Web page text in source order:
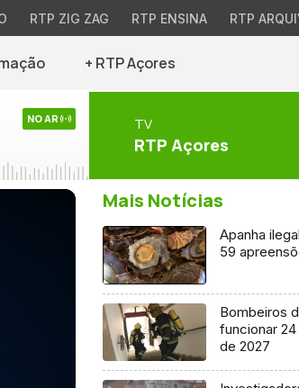
RTP ZIG ZAG RTP ENSINA RTP
+ RTP Açores
NO AR TV
RTP Açores
Mais Notícias
Apanha
59
Bombeiros
funcionar
de 2027